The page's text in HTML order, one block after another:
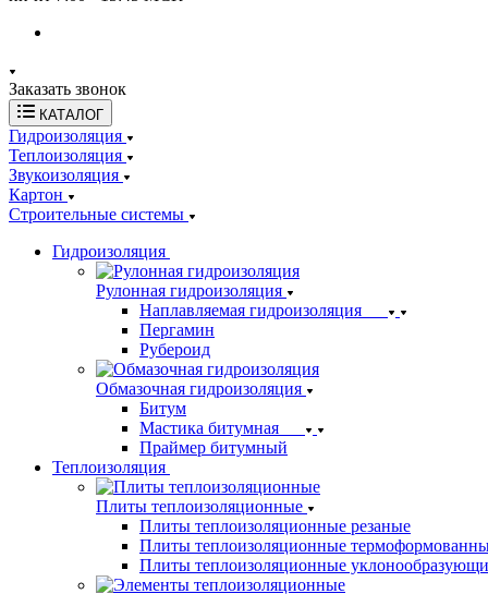
Заказать звонок
КАТАЛОГ
Гидроизоляция
Теплоизоляция
Звукоизоляция
Картон
Строительные системы
Гидроизоляция
Рулонная гидроизоляция
Наплавляемая гидроизоляция
Пергамин
Рубероид
Обмазочная гидроизоляция
Битум
Мастика битумная
Праймер битумный
Теплоизоляция
Плиты теплоизоляционные
Плиты теплоизоляционные резаные
Плиты теплоизоляционные
Плиты теплоизоляционные